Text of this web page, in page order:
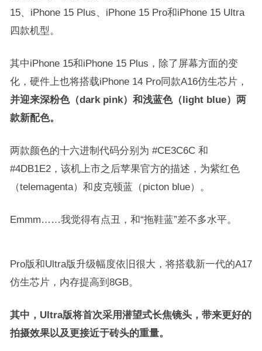
15、iPhone 15 Plus、iPhone 15 Pro和iPhone 15 Ultra
四款机型。
其中iPhone 15和iPhone 15 Plus，除了屏幕方面的变
化，硬件上也将搭载iPhone 14 Pro同款A16仿生芯片，
并迎来深粉色（dark pink）和浅蓝色（light blue）两
款新配色。
两款颜色的十六进制代码分别为 #CE3C6C 和
#4DB1E2，该机上市之后苹果官方的描述，为紫红色
（telemagenta）和皮克顿蓝（picton blue）。
Emmm……我觉得有点丑，和“拖鞋蓝”差不多水平。
Pro版和Ultra版升级幅度依旧很大，将搭载新一代的A17
仿生芯片，内存提高到8GB。
其中，Ultra版将首次采用潜望式长焦镜头，带来更好的
拍摄效果以及更接近于砖头的重量。